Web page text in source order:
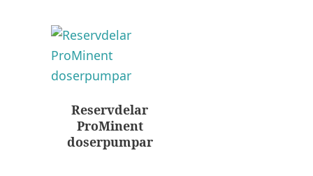
Reservdelar
ProMinent
doserpumpar